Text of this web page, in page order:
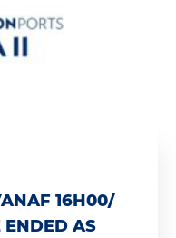
16H00/
ENDED AS